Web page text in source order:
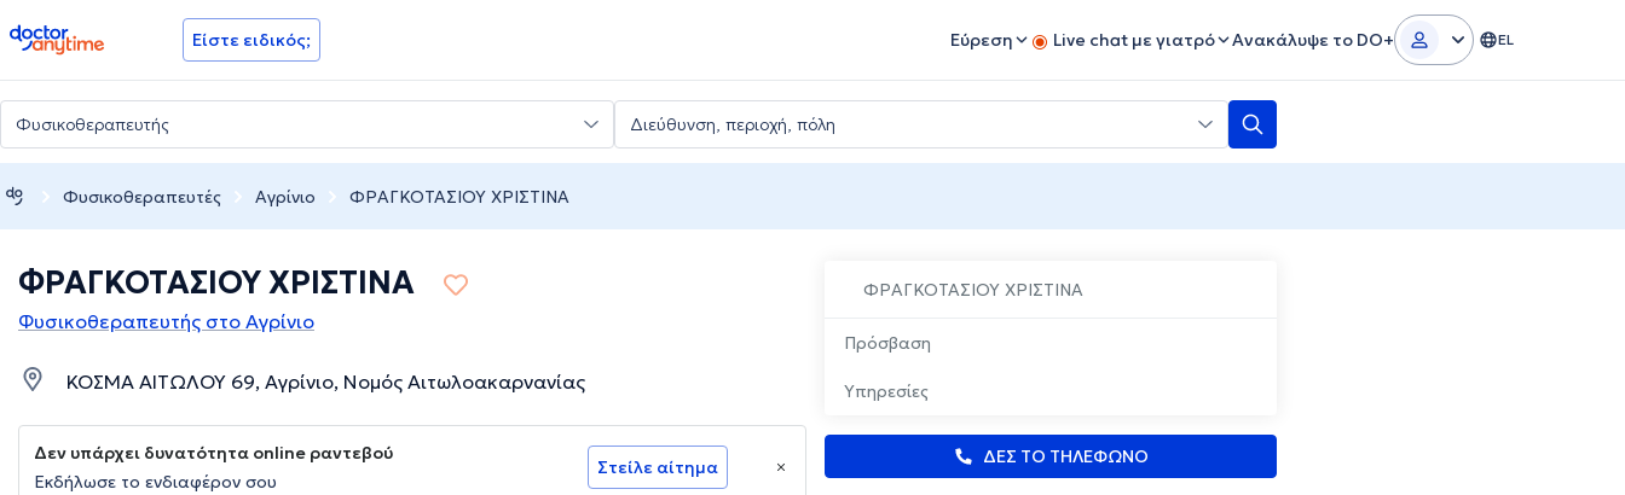
doctoranytime Είστε ειδικός; Εύρεση Live chat με γιατρό Ανακάλυψε το DO+ EL
Φυσικοθεραπευτές Αγρίνιο ΦΡΑΓΚΟΤΑΣΙΟΥ ΧΡΙΣΤΙΝΑ
ΦΡΑΓΚΟΤΑΣΙΟΥ ΧΡΙΣΤΙΝΑ
Πρόσβαση
Υπηρεσίες
ΔΕΣ ΤΟ ΤΗΛΕΦΩΝΟ
ΦΡΑΓΚΟΤΑΣΙΟΥ ΧΡΙΣΤΙΝΑ
Φυσικοθεραπευτής στο Αγρίνιο
ΚΟΣΜΑ ΑΙΤΩΛΟΥ 69, Αγρίνιο, Νομός Αιτωλοακαρνανίας
Δεν υπάρχει δυνατότητα online ραντεβού
Εκδήλωσε το ενδιαφέρον σου
Στείλε αίτημα